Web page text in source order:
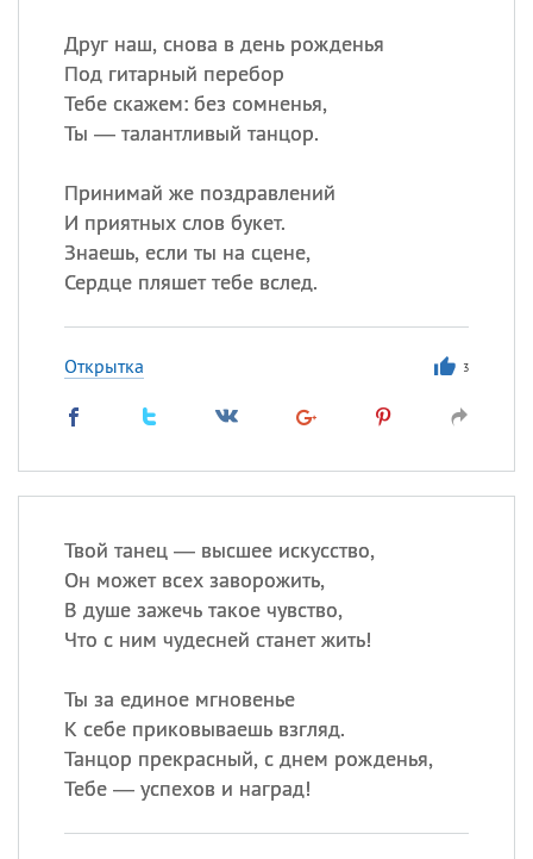
Друг наш, снова в день рожденья
Под гитарный перебор
Тебе скажем: без сомненья,
Ты — талантливый танцор.
Принимай же поздравлений
И приятных слов букет.
Знаешь, если ты на сцене,
Сердце пляшет тебе вслед.
Открытка 3
Твой танец — высшее искусство,
Он может всех заворожить,
В душе зажечь такое чувство,
Что с ним чудесней станет жить!
Ты за единое мгновенье
К себе приковываешь взгляд.
Танцор прекрасный, с днем рожденья,
Тебе — успехов и наград!